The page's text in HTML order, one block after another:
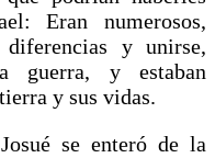
Eran numerosos,
y unirse,
guerra, y estaban
y sus vidas.
se enteró de la